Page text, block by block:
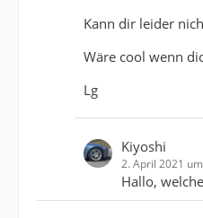
Kann dir leider
Wäre cool wenn
Lg
Kiyoshi
2. April 2021
Hallo,